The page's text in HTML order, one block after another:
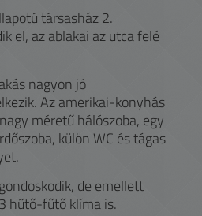
társasház 2.
el, az ablakai az utca felé
nagyon jó
Az amerikai-konyhás
méretű hálószoba, egy
külön WC és tágas
de emellett
hűtő-fűtő klíma is.